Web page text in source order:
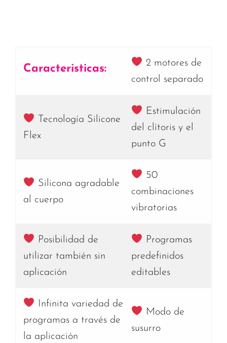
Caracteristicas:
2 motores de
control separado
Tecnología Silicone
Flex
Estimulación
del clítoris y el
punto G
Silicona agradable
al cuerpo
50
combinaciones
vibratorias
Posibilidad de
utilizar también sin
aplicación
Programas
predefinidos
editables
Infinita variedad de
programas a través de
la aplicación
Modo de
susurro